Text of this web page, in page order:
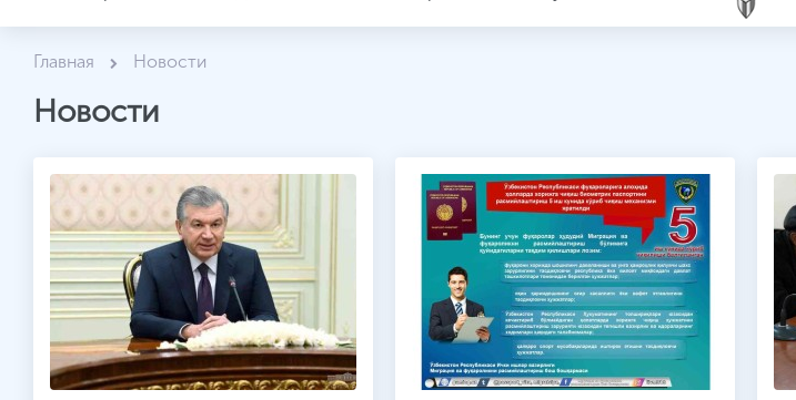
Главная Новости
Новости